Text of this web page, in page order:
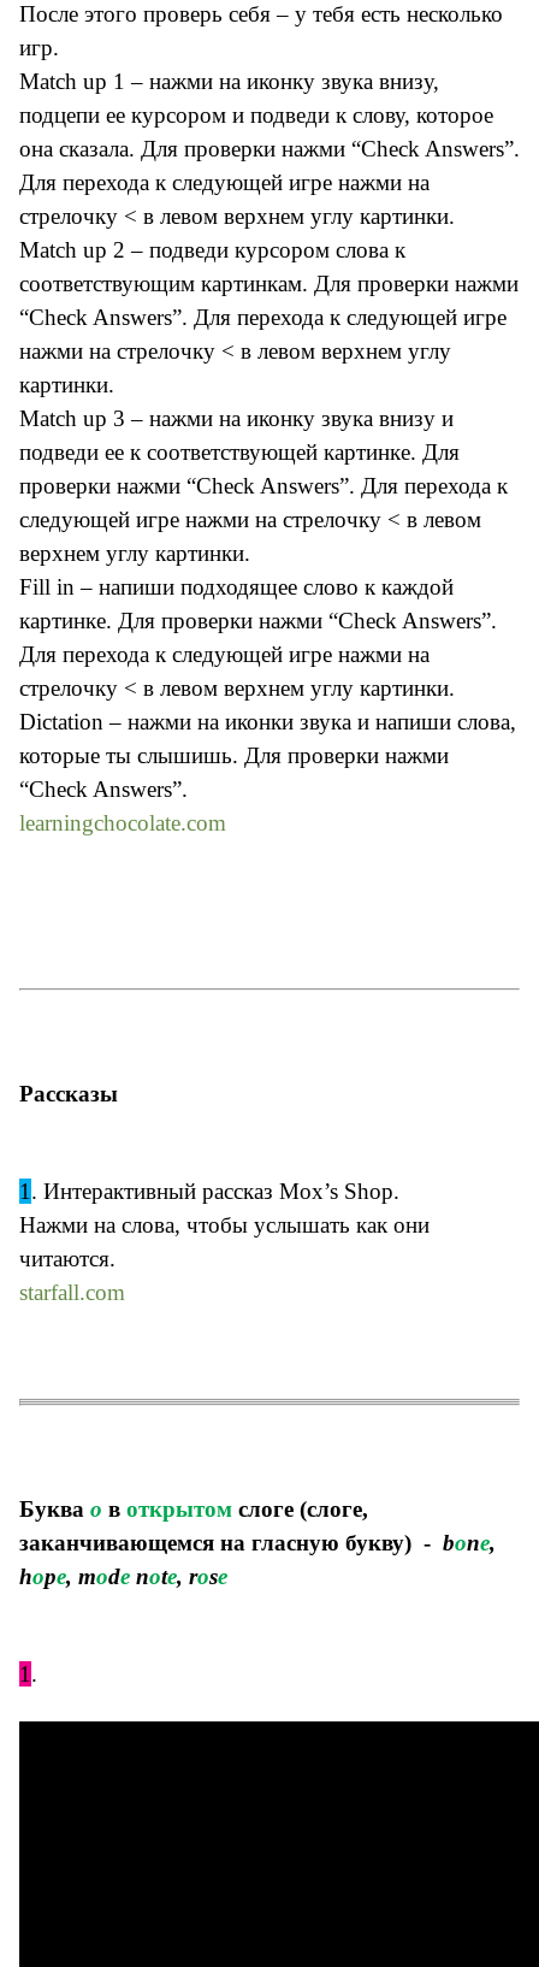
После этого проверь себя – у тебя есть несколько
игр.
Match up 1 – нажми на иконку звука внизу,
подцепи ее курсором и подведи к слову, которое
она сказала. Для проверки нажми “Check Answers”.
Для перехода к следующей игре нажми на
стрелочку < в левом верхнем углу картинки.
Match up 2 – подведи курсором слова к
соответствующим картинкам. Для проверки нажми
“Check Answers”. Для перехода к следующей игре
нажми на стрелочку < в левом верхнем углу
картинки.
Match up 3 – нажми на иконку звука внизу и
подведи ее к соответствующей картинке. Для
проверки нажми “Check Answers”. Для перехода к
следующей игре нажми на стрелочку < в левом
верхнем углу картинки.
Fill in – напиши подходящее слово к каждой
картинке. Для проверки нажми “Check Answers”.
Для перехода к следующей игре нажми на
стрелочку < в левом верхнем углу картинки.
Dictation – нажми на иконки звука и напиши слова,
которые ты слышишь. Для проверки нажми
“Check Answers”.
learningchocolate.com
Рассказы
1 . Интерактивный рассказ Mox’s Shop.
Нажми на слова, чтобы услышать как они
читаются.
starfall.com
Буква o в открытом слоге (слоге,
заканчивающемся на гласную букву) - bone,
hope, mode note, rose
1 .